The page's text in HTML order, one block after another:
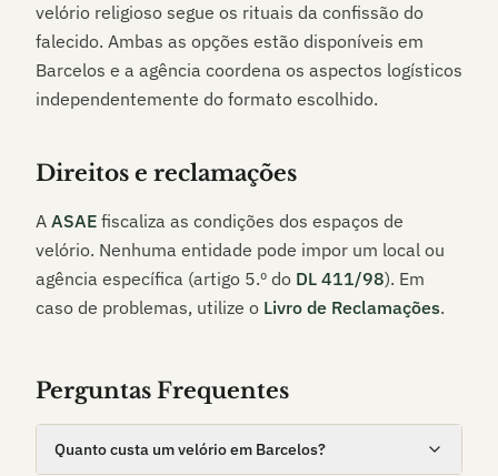
velório religioso segue os rituais da confissão do
falecido. Ambas as opções estão disponíveis em
Barcelos e a agência coordena os aspectos logísticos
independentemente do formato escolhido.
Direitos e reclamações
A ASAE fiscaliza as condições dos espaços de
velório. Nenhuma entidade pode impor um local ou
agência específica (artigo 5.º do DL 411/98). Em
caso de problemas, utilize o Livro de Reclamações.
Perguntas Frequentes
Quanto custa um velório em Barcelos?